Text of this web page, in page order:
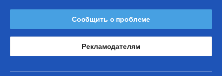
Сообщить о проблеме
Рекламодателям